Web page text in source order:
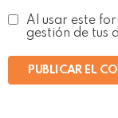
Al usar este
gestión de tus